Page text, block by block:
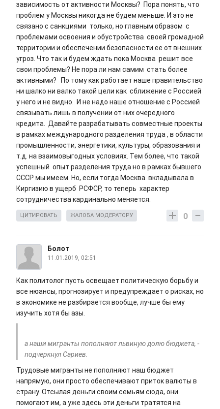
зависимость от активности Москвы? Пора понять, что
проблем у Москвы никогда не будем меньше. И это не
связано с санкциями только, но главным образом с
проблемами освоения и обустройства своей громадной
территории и обеспечении безопасности ее от внешних
угроз. Что так и будем ждать пока Москва решит все
свои проблемы? Не пора ли нам самим стать более
активными? По тому как работает наше правительство
ни шалко ни валко такой цели как сближение с Россией
у него и не видно. И не надо наше отношение с Россией
связывать лишь в получении от них очередного
кредита. Давайте разрабатывать совместные проекты
в рамках международного разделения труда , в области
промышленности, энергетики, культуры, образования и
т.д. на взаимовыгодных условиях. Тем более, что такой
успешный опыт разделения труда но в рамках бывшего
СССР мы имеем. Но, если тогда Москва вкладывала в
Киргизию в ущерб РСФСР, то теперь характер
сотрудничества кардинально меняется.
0
ЦИТИРОВАТЬ ЖАЛОБА МОДЕРАТОРУ
Болот
11.01.2019, 02:51
Как политолог пусть освещает политическую борьбу и
все нюансы, прогнозирует и предупреждает о рисках, но
в экономике не разбирается вообще, лучше бы ему
изучить хотя бы азы.
а наши мигранты пополняют львиную долю бюджета, -
подчеркнул Сариев.
Трудовые мигранты не пополняют наш бюджет
напрямую, они просто обеспечивают приток валюты в
страну. Отсылая деньги своим семьям сюда, они
помогают им, а уже здесь эти деньги тратятся на